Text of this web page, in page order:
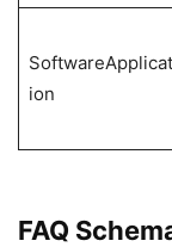
SoftwareApplicat
ion
FAQ